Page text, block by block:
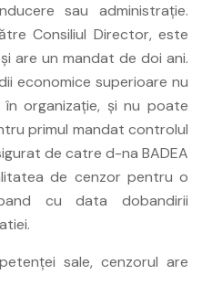
sau administraţie.
Consiliul Director, este
are un mandat de doi ani.
economice superioare nu
organizaţie, şi nu poate
primul mandat controlul
de catre d-na BADEA
de cenzor pentru o
cu data dobandirii
sale, cenzorul are